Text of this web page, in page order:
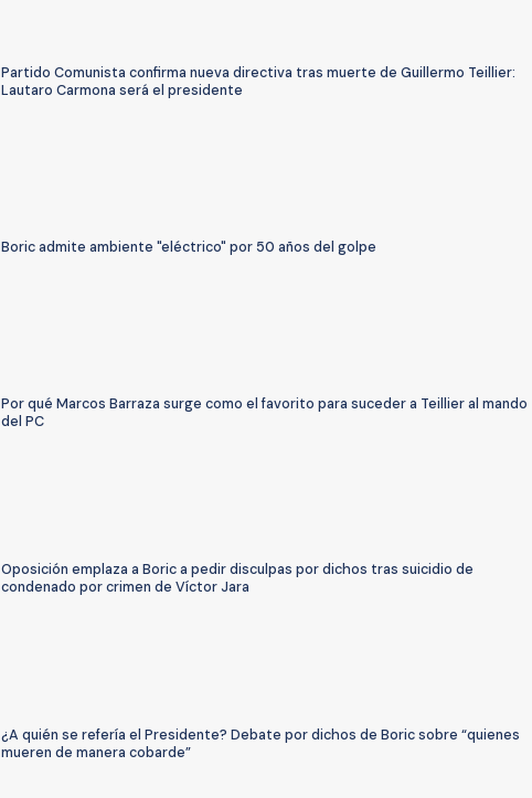
Partido Comunista confirma nueva directiva tras muerte de Guillermo Teillier:
Lautaro Carmona será el presidente
Boric admite ambiente "eléctrico" por 50 años del golpe
Por qué Marcos Barraza surge como el favorito para suceder a Teillier al mando
del PC
Oposición emplaza a Boric a pedir disculpas por dichos tras suicidio de
condenado por crimen de Víctor Jara
¿A quién se refería el Presidente? Debate por dichos de Boric sobre “quienes
mueren de manera cobarde”